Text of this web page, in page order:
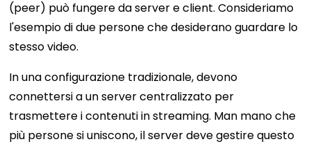
(peer) può fungere da server e client. Consideriamo
l'esempio di due persone che desiderano guardare lo
stesso video.
In una configurazione tradizionale, devono
connettersi a un server centralizzato per
trasmettere i contenuti in streaming. Man mano che
più persone si uniscono, il server deve gestire questo